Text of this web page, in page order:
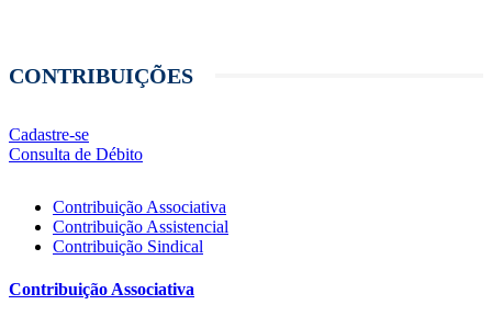
CONTRIBUIÇÕES
Cadastre-se
Consulta de Débito
Contribuição Associativa
Contribuição Assistencial
Contribuição Sindical
Contribuição Associativa